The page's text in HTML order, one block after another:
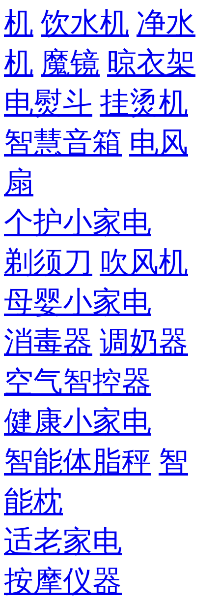
机 饮水机 净水
机 魔镜 晾衣架
电熨斗 挂烫机
智慧音箱 电风
扇
个护小家电
剃须刀 吹风机
母婴小家电
消毒器 调奶器
空气智控器
健康小家电
智能体脂秤 智
能枕
适老家电
按摩仪器